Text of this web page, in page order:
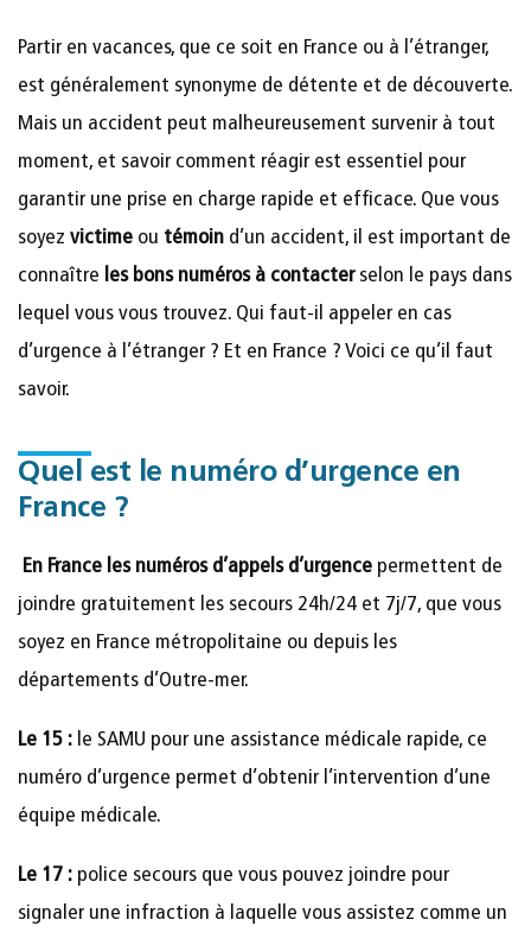
Partir en vacances, que ce soit en France ou à l’étranger,
est généralement synonyme de détente et de découverte.
Mais un accident peut malheureusement survenir à tout
moment, et savoir comment réagir est essentiel pour
garantir une prise en charge rapide et efficace. Que vous
soyez victime ou témoin d’un accident, il est important de
connaître les bons numéros à contacterselon le pays dans
lequel vous vous trouvez. Qui faut-il appeler en cas
d’urgence à l’étranger ? Et en France ? Voici ce qu’il faut
savoir.
Quel est le numéro d’urgence en
France ?
En France les numéros d’appels d’urgence permettent de
joindre gratuitement les secours 24h/24 et 7j/7, que vous
soyez en France métropolitaine ou depuis les
départements d’Outre-mer.
Le 15 : le SAMU pour une assistance médicale rapide, ce
numéro d’urgence permet d’obtenir l’intervention d’une
équipe médicale.
Le 17 : police secours que vous pouvez joindre pour
signaler une infraction à laquelle vous assistez comme un